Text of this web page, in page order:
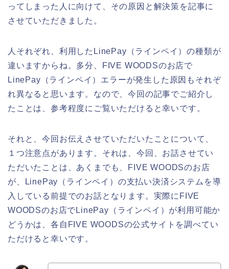
ってしまった人に向けて、その原因と解決策を記事に
させていただきました。
人それぞれ、利用したLinePay（ラインペイ）の種類が
違いますからね。多分、FIVE WOODSのお店で
LinePay（ラインペイ）エラーが発生した原因もそれぞ
れ異なると思います。なので、今回の記事でご紹介し
たことは、参考程度にご覧いただけると幸いです。
それと、今回お伝えさせていただいたことについて、
１つ注意点があります。それは、今回、お話させてい
ただいたことは、あくまでも、FIVE WOODSのお店
が、LinePay（ラインペイ）の支払い決済システムを導
入している前提でのお話となります。実際にFIVE
WOODSのお店でLinePay（ラインペイ）が利用可能か
どうかは、各自FIVE WOODSの公式サイトを調べてい
ただけると幸いです。